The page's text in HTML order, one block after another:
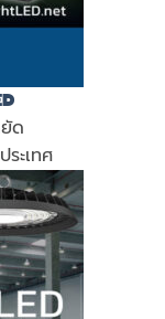
ด
ะเทศ